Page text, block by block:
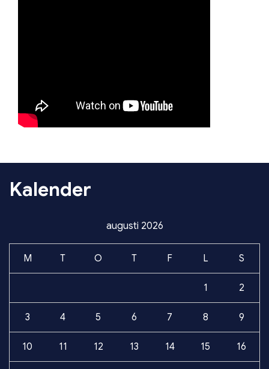
Kalender
augusti 2026
M T O T F L S
1 2
3 4 5 6 7 8 9
10 11 12 13 14 15 16